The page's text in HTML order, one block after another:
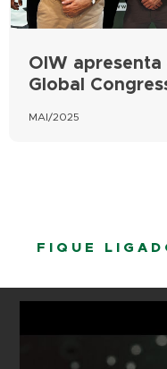
OIW
Global
MAI/2025
FIQUE